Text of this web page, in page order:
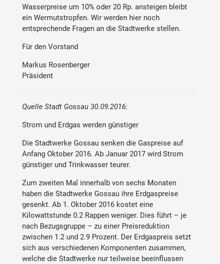
Wasserpreise um 10% oder 20 Rp. ansteigen bleibt
ein Wermutstropfen. Wir werden hier noch
entsprechende Fragen an die Stadtwerke stellen.
Für den Vorstand
Markus Rosenberger
Präsident
Quelle Stadt Gossau 30.09.2016:
Strom und Erdgas werden günstiger
Die Stadtwerke Gossau senken die Gaspreise auf
Anfang Oktober 2016. Ab Januar 2017 wird Strom
günstiger und Trinkwasser teurer.
Zum zweiten Mal innerhalb von sechs Monaten
haben die Stadtwerke Gossau ihre Erdgaspreise
gesenkt. Ab 1. Oktober 2016 kostet eine
Kilowattstunde 0.2 Rappen weniger. Dies führt – je
nach Bezugsgruppe – zu einer Preisreduktion
zwischen 1.2 und 2.9 Prozent. Der Erdgaspreis setzt
sich aus verschiedenen Komponenten zusammen,
welche die Stadtwerke nur teilweise beeinflussen